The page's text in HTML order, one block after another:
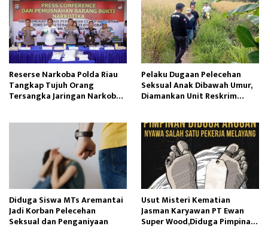
Reserse Narkoba Polda Riau
Tangkap Tujuh Orang
Tersangka Jaringan Narkoba
Pelaku Dugaan Pelecehan
Seksual Anak Dibawah Umur,
Diamankan Unit Reskrim
Diduga Siswa MTs Aremantai
Jadi Korban Pelecehan
Seksual dan Penganiyaan
Usut Misteri Kematian
Jasman Karyawan PT Ewan
Super Wood,Diduga Pimpinan